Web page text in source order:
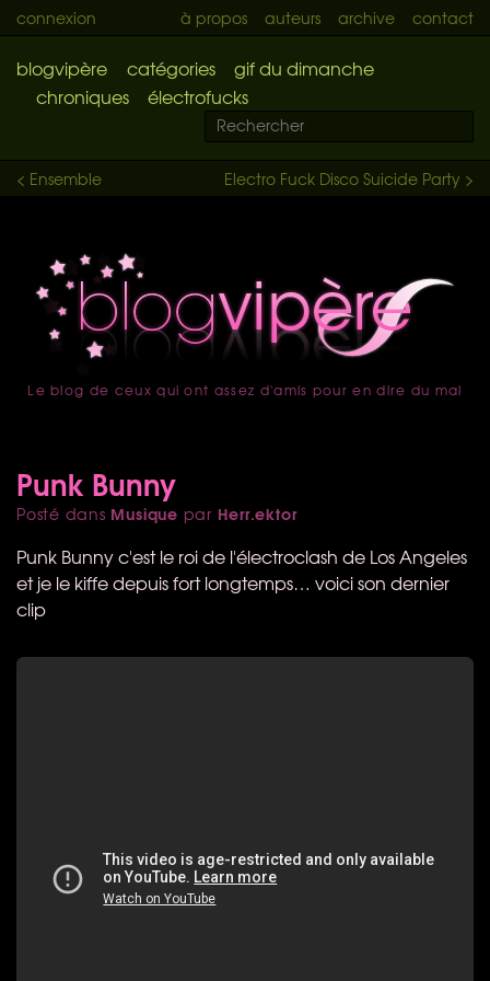
connexion à propos auteurs archive contact
blogvipère catégories
gif du dimanche
chroniques
électrofucks
Electro Fuck Disco Suicide Party >
< Ensemble
accueil
Le blog de ceux qui ont assez d'amis pour en dire du mal
Punk Bunny
Posté dans Musique par Herr.ektor
Punk Bunny c'est le roi de l'électroclash de Los Angeles
et je le kiffe depuis fort longtemps… voici son dernier
clip